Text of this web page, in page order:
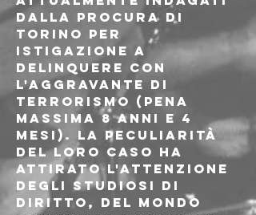
dalla procura di
Torino per
istigazione a
delinquere con
l'aggravante di
terrorismo (pena
massima 8 anni e 4
mesi). La peculiarità
del loro caso ha
attirato l'attenzione
degli studiosi di
diritto, del mondo